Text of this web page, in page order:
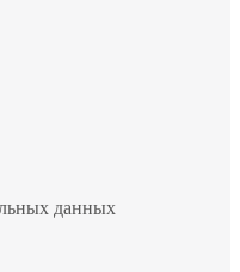
данных